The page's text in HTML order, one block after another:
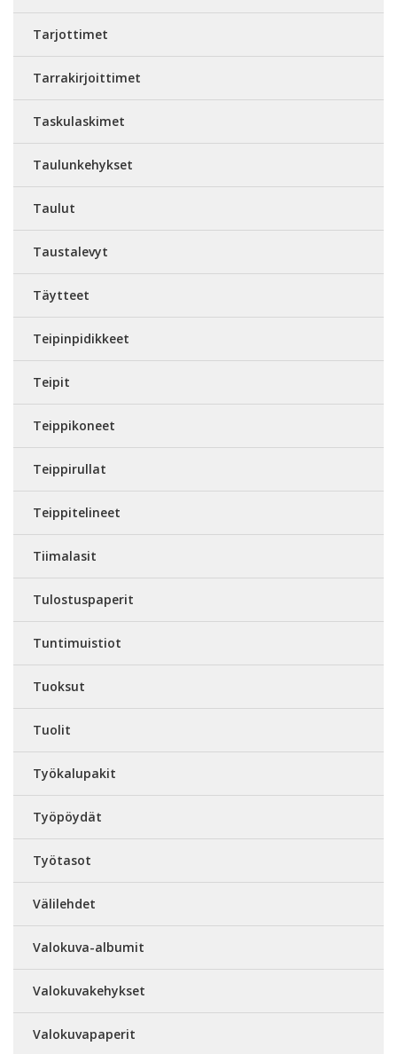
Tarjottimet
Tarrakirjoittimet
Taskulaskimet
Taulunkehykset
Taulut
Taustalevyt
Täytteet
Teipinpidikkeet
Teipit
Teippikoneet
Teippirullat
Teippitelineet
Tiimalasit
Tulostuspaperit
Tuntimuistiot
Tuoksut
Tuolit
Työkalupakit
Työpöydät
Työtasot
Välilehdet
Valokuva-albumit
Valokuvakehykset
Valokuvapaperit